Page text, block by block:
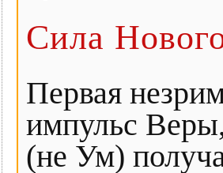
Сила
Первая
импульс
(не Ум)